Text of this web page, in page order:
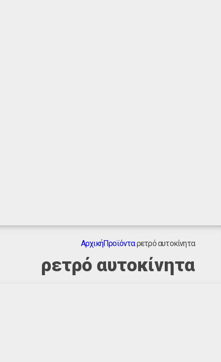
ΑρχικήΠροϊόνταρετρό αυτοκίνητα
ρετρό αυτοκίνητα